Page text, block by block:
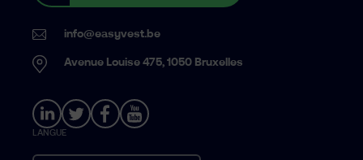
info@easyvest.be
Avenue Louise 475, 1050 Bruxelles
LANGUE